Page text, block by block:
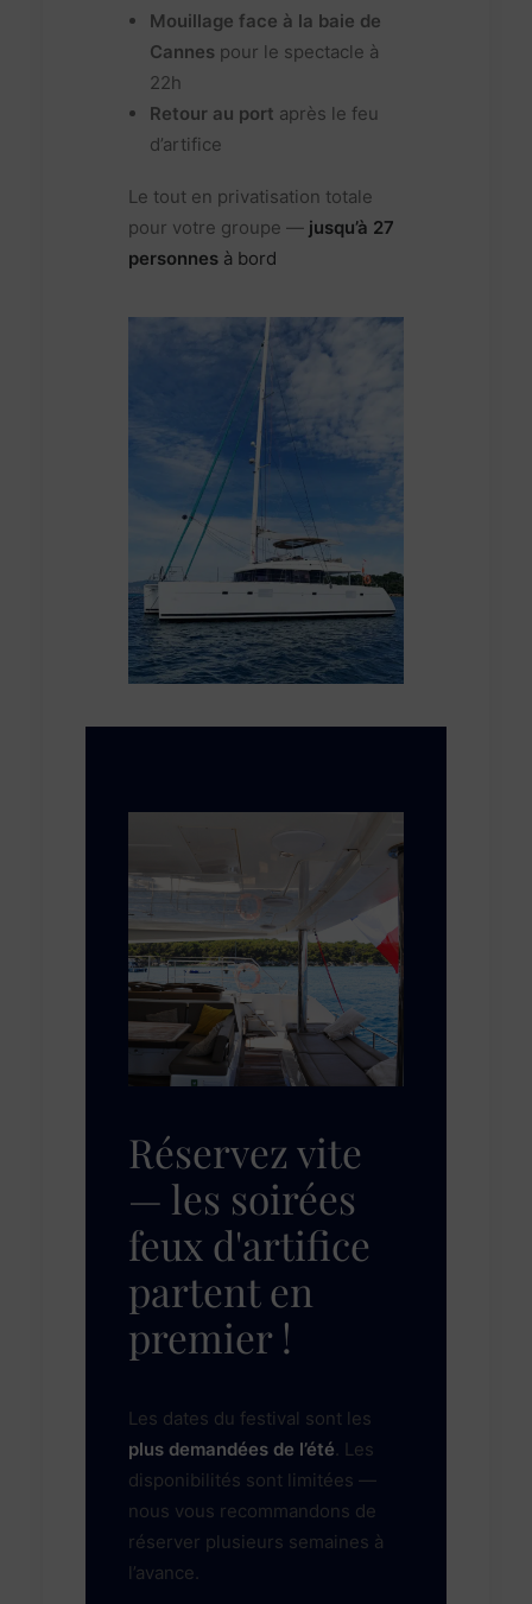
Mouillage face à la baie de
Cannes pour le spectacle à
22h
Retour au port après le feu
d’artifice
Le tout en privatisation totale
pour votre groupe — jusqu’à 27
personnes à bord
Réservez vite
— les soirées
feux d'artifice
partent en
premier !
Les dates du festival sont les
plus demandées de l’été . Les
disponibilités sont limitées —
nous vous recommandons de
réserver plusieurs semaines à
l’avance.